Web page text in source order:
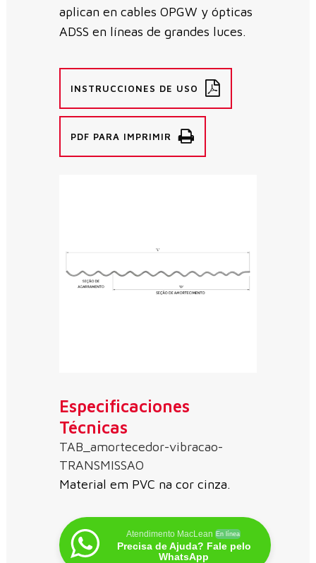
aplican en cables OPGW y ópticas
ADSS en líneas de grandes luces.
INSTRUCCIONES DE USO
PDF PARA IMPRIMIR
Especificaciones
Técnicas
TAB_amortecedor-vibracao-
TRANSMISSAO
Material em PVC na cor cinza.
Atendimento MacLean En línea
Precisa de Ajuda? Fale pelo
WhatsApp